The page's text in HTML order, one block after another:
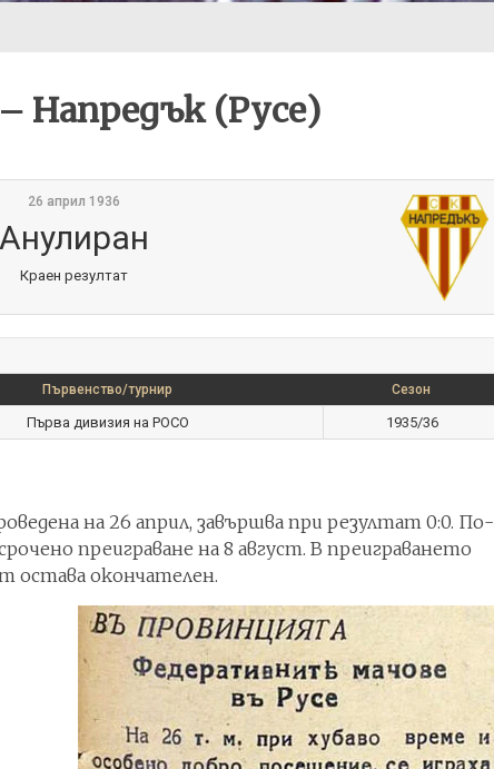
Напредък (Русе)
26 април 1936
Анулиран
Краен резултат
Първенство/турнир Сезон
Първа дивизия на РОСО 1935/36
на 26 април, завършва при резултат 0:0. По-
преиграване на 8 август. В преиграването
остава окончателен.